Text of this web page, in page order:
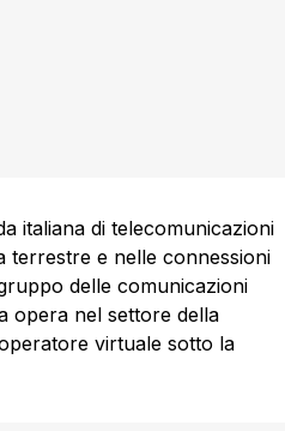
italiana di telecomunicazioni
terrestre e nelle connessioni
delle comunicazioni
opera nel settore della
virtuale sotto la